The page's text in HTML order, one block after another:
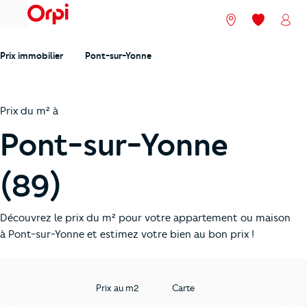
menu Nos agences
Mes
Prix immobilier Pont-sur-Yonne
Prix du m² à
Pont-sur-Yonne
(89)
Découvrez le prix du m² pour votre appartement ou maison
à Pont-sur-Yonne et estimez votre bien au bon prix !
Prix au m2 Carte